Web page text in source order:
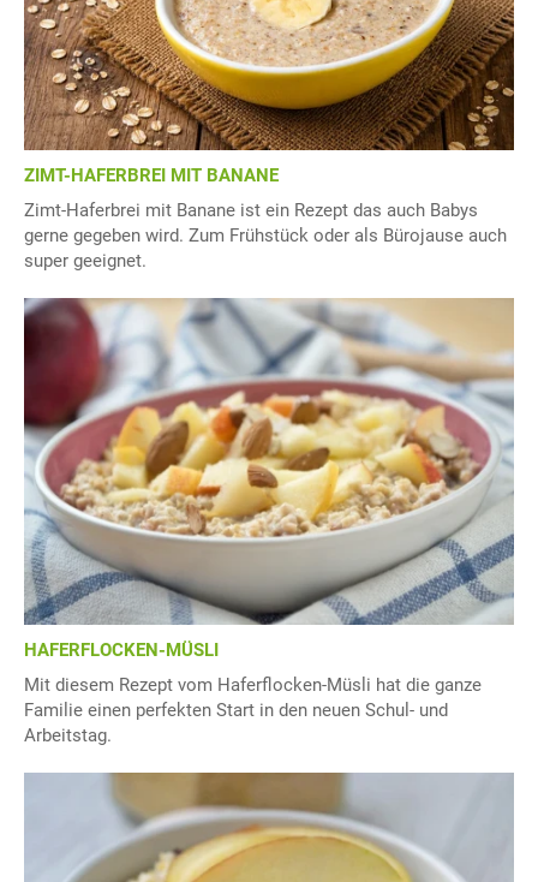
ZIMT-HAFERBREI MIT BANANE
Zimt-Haferbrei mit Banane ist ein Rezept das auch Babys
gerne gegeben wird. Zum Frühstück oder als Bürojause auch
super geeignet.
HAFERFLOCKEN-MÜSLI
Mit diesem Rezept vom Haferflocken-Müsli hat die ganze
Familie einen perfekten Start in den neuen Schul- und
Arbeitstag.